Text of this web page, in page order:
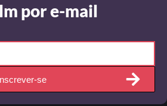
por e-mail
se